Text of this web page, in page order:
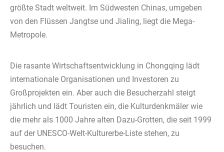
größte Stadt weltweit. Im Südwesten Chinas, umgeben
von den Flüssen Jangtse und Jialing, liegt die Mega-
Metropole.
Die rasante Wirtschaftsentwicklung in Chongqing lädt
internationale Organisationen und Investoren zu
Großprojekten ein. Aber auch die Besucherzahl steigt
jährlich und lädt Touristen ein, die Kulturdenkmäler wie
die mehr als 1000 Jahre alten Dazu-Grotten, die seit 1999
auf der UNESCO-Welt-Kulturerbe-Liste stehen, zu
besuchen.